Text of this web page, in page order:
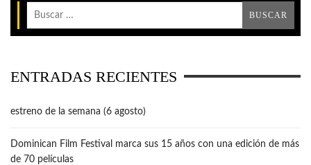
ENTRADAS RECIENTES
estreno de la semana (6 agosto)
Dominican Film Festival marca sus 15 años con una edición de más
de 70 películas